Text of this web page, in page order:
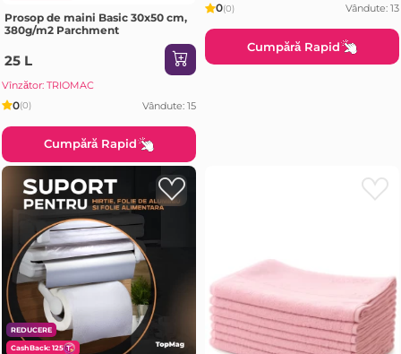
Prosop de maini Basic 30x50 cm,
380g/m2 Parchment
25 L
Vînzător: TRIOMAC
0(0) Vândute: 15
Cumpără Rapid
0(0) Vândute: 13
Cumpără Rapid
REDUCERE
CashBack: 125